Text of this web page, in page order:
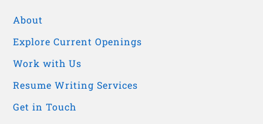
About
Explore Current Openings
Work with Us
Resume Writing Services
Get in Touch